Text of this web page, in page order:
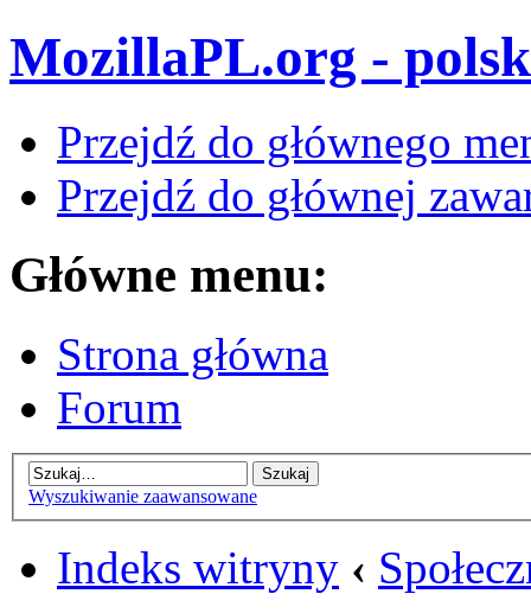
MozillaPL.org -
Przejdź do głównego
Przejdź do głównej
Główne menu:
Strona główna
Forum
Wyszukiwanie zaawansowane
Indeks witryny ‹